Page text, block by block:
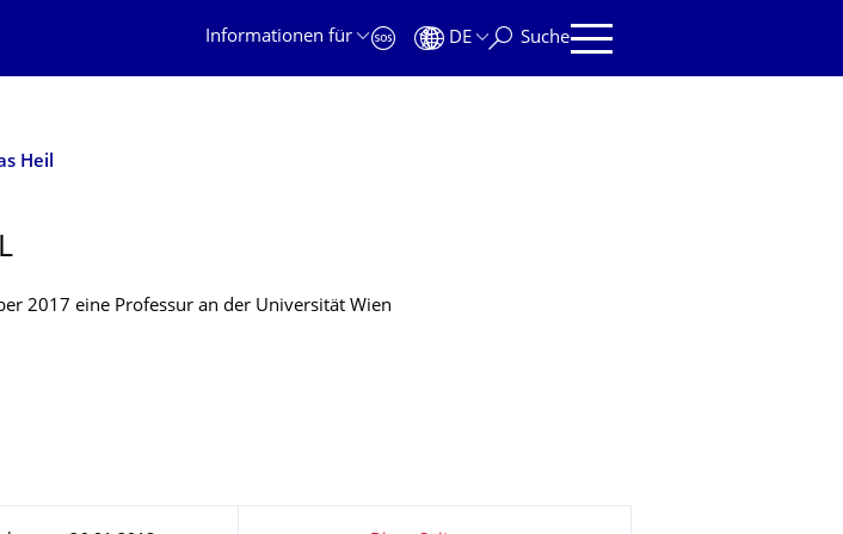
Informationen für
DE Suche
Heil
2017 eine Professur an der Universität Wien